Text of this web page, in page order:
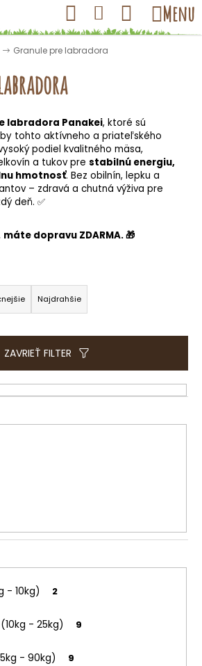
Hľadať Prihlásenie
Nákupný
košík
Menu
Granule pre labradora
labradora Panakei, ktoré sú
tohto aktívneho a priateľského
podiel kvalitného mäsa,
a tukov pre stabilnú energiu,
hmotnosť. Bez obilnín, lepku a
– zdravá a chutná výživa pre
deň. ✅
máte dopravu ZDARMA.🎁
Najdrahšie
ZAVRIEŤ FILTER
- 10kg) 2
- 25kg) 9
- 90kg) 9
HĽADAŤ